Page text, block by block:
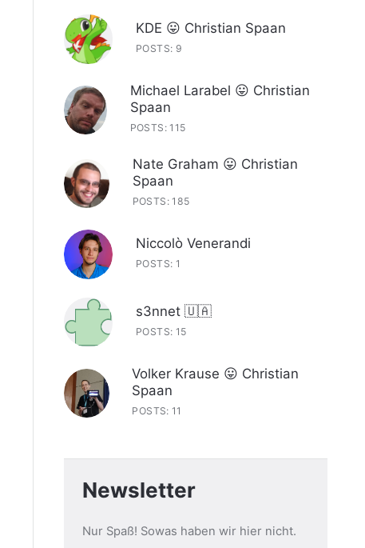
KDE 😛 Christian Spaan
POSTS: 9
Michael Larabel 😛 Christian
Spaan
POSTS: 115
Nate Graham 😛 Christian
Spaan
POSTS: 185
Niccolò Venerandi
POSTS: 1
s3nnet 🇺🇦
POSTS: 15
Volker Krause 😛 Christian
Spaan
POSTS: 11
Newsletter
Nur Spaß! Sowas haben wir hier nicht.